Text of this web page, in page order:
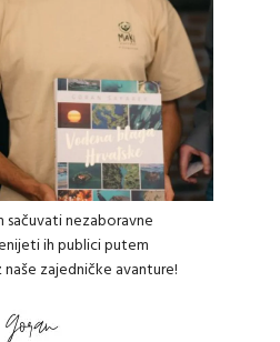
sačuvati nezaboravne
ih publici putem
zajedničke avanture!